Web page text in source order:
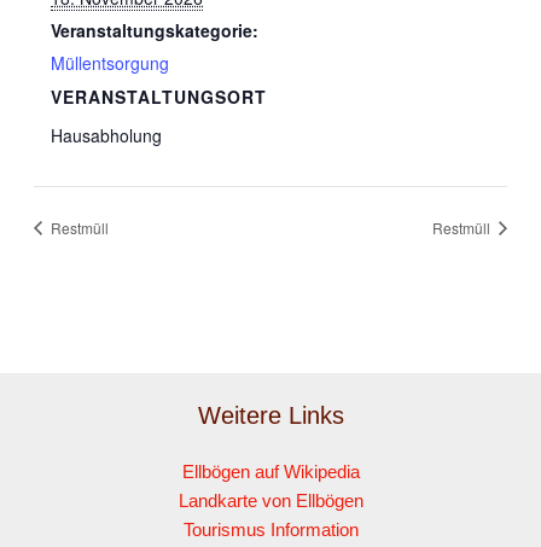
Veranstaltungskategorie:
Müllentsorgung
VERANSTALTUNGSORT
Hausabholung
Restmüll Restmüll
Weitere Links
Ellbögen auf Wikipedia
Landkarte von Ellbögen
Tourismus Information